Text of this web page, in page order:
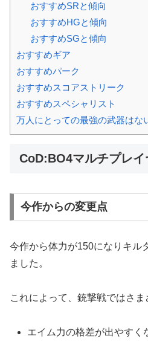
おすすめSRと傾向
おすすめHGと傾向
おすすめSGと傾向
おすすめギア
おすすめパーク
おすすめスコアストリーク
おすすめスペシャリスト
万人にとっての最強の武器はな
CoD:BO4マルチプレ
今作からの変更点
今作から体力が150になりキル
ました。
これによって、銃撃戦ではさま
エイム力の格差が出やすく